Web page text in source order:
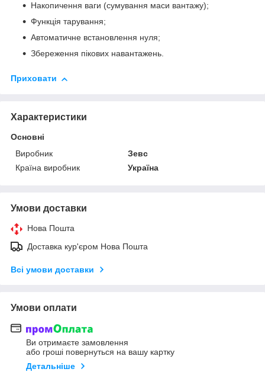
Накопичення ваги (сумування маси вантажу);
Функція тарування;
Автоматичне встановлення нуля;
Збереження пікових навантажень.
Приховати
Характеристики
Основні
Виробник
Зевс
Країна виробник
Україна
Умови доставки
Нова Пошта
Доставка кур'єром Нова Пошта
Всі умови доставки
Умови оплати
Ви отримаєте замовлення
або гроші повернуться на вашу картку
Детальніше